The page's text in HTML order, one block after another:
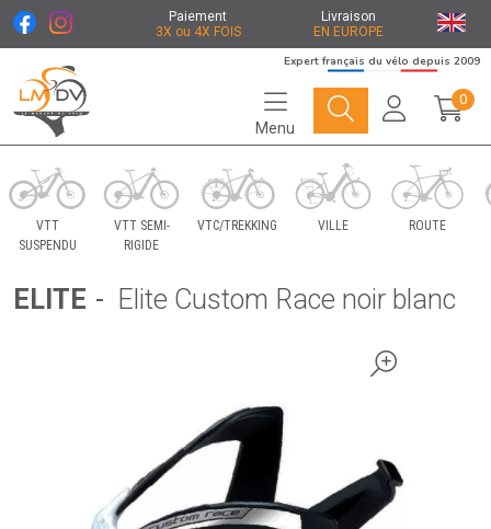
Paiement
3X ou 4X FOIS
Livraison
EN EUROPE
Le Marché du Vélo Votre distributeurs de vélo
Expert français du vélo depuis 2009
Menu
0
VTT
SUSPENDU
VTT SEMI-
RIGIDE
VTC/TREKKING VILLE ROUTE
ELITE - Elite Custom Race noir blanc